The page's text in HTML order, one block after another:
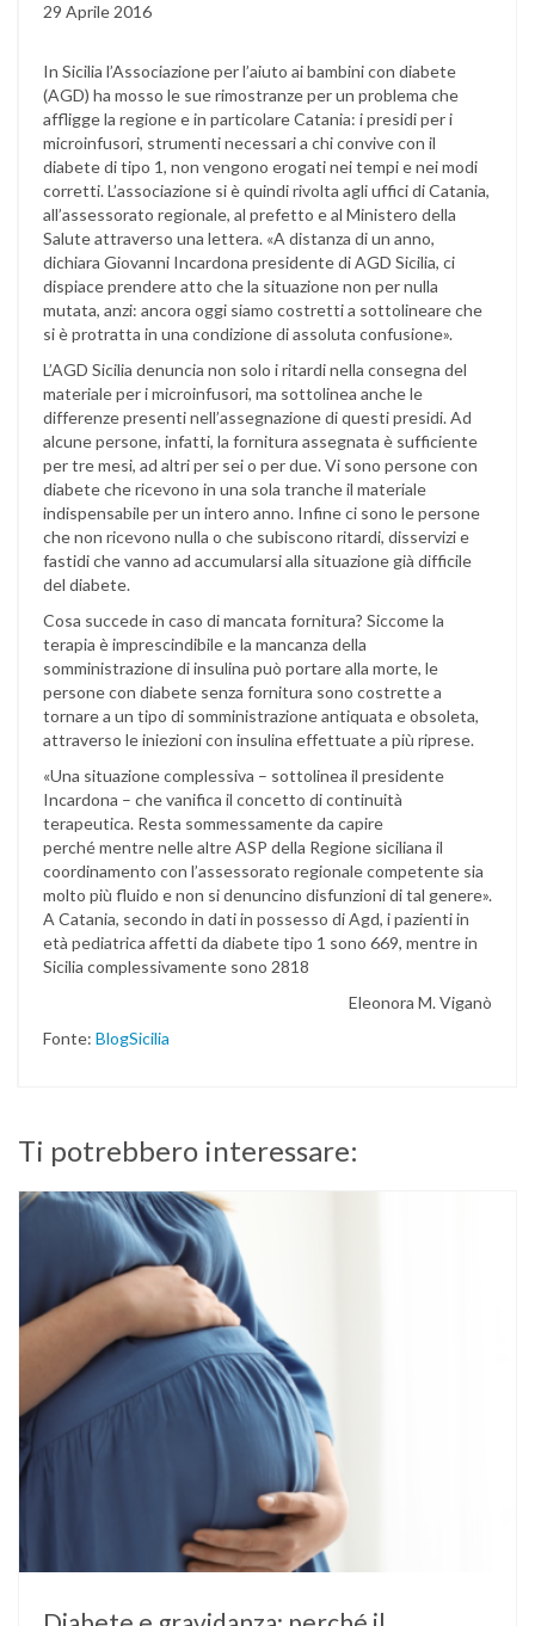
29 Aprile 2016
In Sicilia l’Associazione per l’aiuto ai bambini con diabete
(AGD) ha mosso le sue rimostranze per un problema che
affligge la regione e in particolare Catania: i presidi per i
microinfusori, strumenti necessari a chi convive con il
diabete di tipo 1, non vengono erogati nei tempi e nei modi
corretti. L’associazione si è quindi rivolta agli uffici di Catania,
all’assessorato regionale, al prefetto e al Ministero della
Salute attraverso una lettera. «A distanza di un anno,
dichiara Giovanni Incardona presidente di AGD Sicilia, ci
dispiace prendere atto che la situazione non per nulla
mutata, anzi: ancora oggi siamo costretti a sottolineare che
si è protratta in una condizione di assoluta confusione».
L’AGD Sicilia denuncia non solo i ritardi nella consegna del
materiale per i microinfusori, ma sottolinea anche le
differenze presenti nell’assegnazione di questi presidi. Ad
alcune persone, infatti, la fornitura assegnata è sufficiente
per tre mesi, ad altri per sei o per due. Vi sono persone con
diabete che ricevono in una sola tranche il materiale
indispensabile per un intero anno. Infine ci sono le persone
che non ricevono nulla o che subiscono ritardi, disservizi e
fastidi che vanno ad accumularsi alla situazione già difficile
del diabete.
Cosa succede in caso di mancata fornitura? Siccome la
terapia è imprescindibile e la mancanza della
somministrazione di insulina può portare alla morte, le
persone con diabete senza fornitura sono costrette a
tornare a un tipo di somministrazione antiquata e obsoleta,
attraverso le iniezioni con insulina effettuate a più riprese.
«Una situazione complessiva – sottolinea il presidente
Incardona – che vanifica il concetto di continuità
terapeutica. Resta sommessamente da capire
perché mentre nelle altre ASP della Regione siciliana il
coordinamento con l’assessorato regionale competente sia
molto più fluido e non si denuncino disfunzioni di tal genere».
A Catania, secondo in dati in possesso di Agd, i pazienti in
età pediatrica affetti da diabete tipo 1 sono 669, mentre in
Sicilia complessivamente sono 2818
Eleonora M. Viganò
Fonte: BlogSicilia
Ti potrebbero interessare: